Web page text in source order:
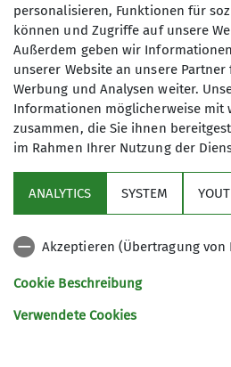
Wir über uns
Wir von der Jugend 2
von Jugendlichen im
18 Jahren, die ihre
kommenden Jahr
Touren und
Neben unseren
veranstalten wir auch
Sektion
Archiv
Sektion Kaufbeuren-Gablonz des Deutschen
personalisieren, Funktionen für
können und Zugriffe auf unsere
Außerdem geben wir
unserer Website an unsere
Werbung und Analysen weiter.
Informationen möglicherweise mit
zusammen, die Sie ihnen
im Rahmen Ihrer Nutzung der
ANALYTICS SYSTEM
Akzeptieren (Übertragung
Cookie Beschreibung
Verwendete Cookies